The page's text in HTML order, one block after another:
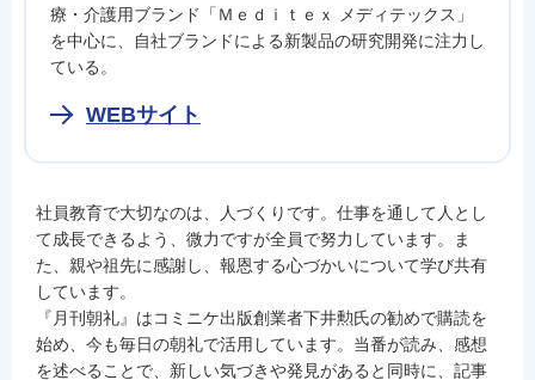
療・介護用ブランド「Ｍｅｄｉｔｅｘ メディテックス」
を中心に、自社ブランドによる新製品の研究開発に注力し
ている。
WEBサイト
社員教育で大切なのは、人づくりです。仕事を通して人とし
て成長できるよう、微力ですが全員で努力しています。ま
た、親や祖先に感謝し、報恩する心づかいについて学び共有
しています。
『月刊朝礼』はコミニケ出版創業者下井勲氏の勧めで購読を
始め、今も毎日の朝礼で活用しています。当番が読み、感想
を述べることで、新しい気づきや発見があると同時に、記事